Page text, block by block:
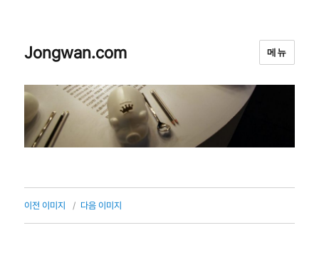
Jongwan.com 메뉴
이전 이미지 다음 이미지